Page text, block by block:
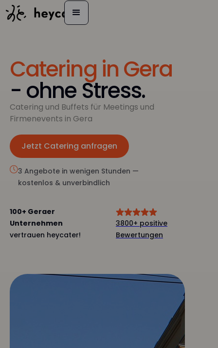
Catering in Gera
- ohne Stress.
Catering und Buffets für Meetings und
Firmenevents in Gera
Jetzt Catering anfragen
Jetzt anfragen
3 Angebote in wenigen Stunden —
kostenlos & unverbindlich
100+ Geraer
Unternehmen
vertrauen heycater!
3800+ positive
Bewertungen